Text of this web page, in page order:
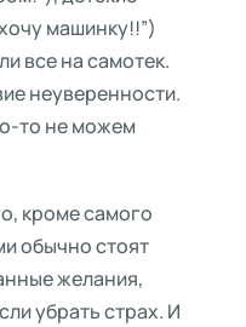
машинку!!”)
все на самотек.
неуверенности.
то не можем
кроме самого
обычно стоят
желания,
убрать страх. И